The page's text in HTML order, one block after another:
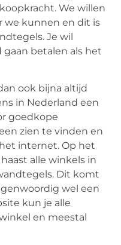
We willen
we kunnen en dit is
Je wil
betalen als het
ook bijna altijd
in Nederland een
goedkope
zien te vinden en
internet. Op het
alle winkels in
Dit komt
wel een
kun je alle
en meestal